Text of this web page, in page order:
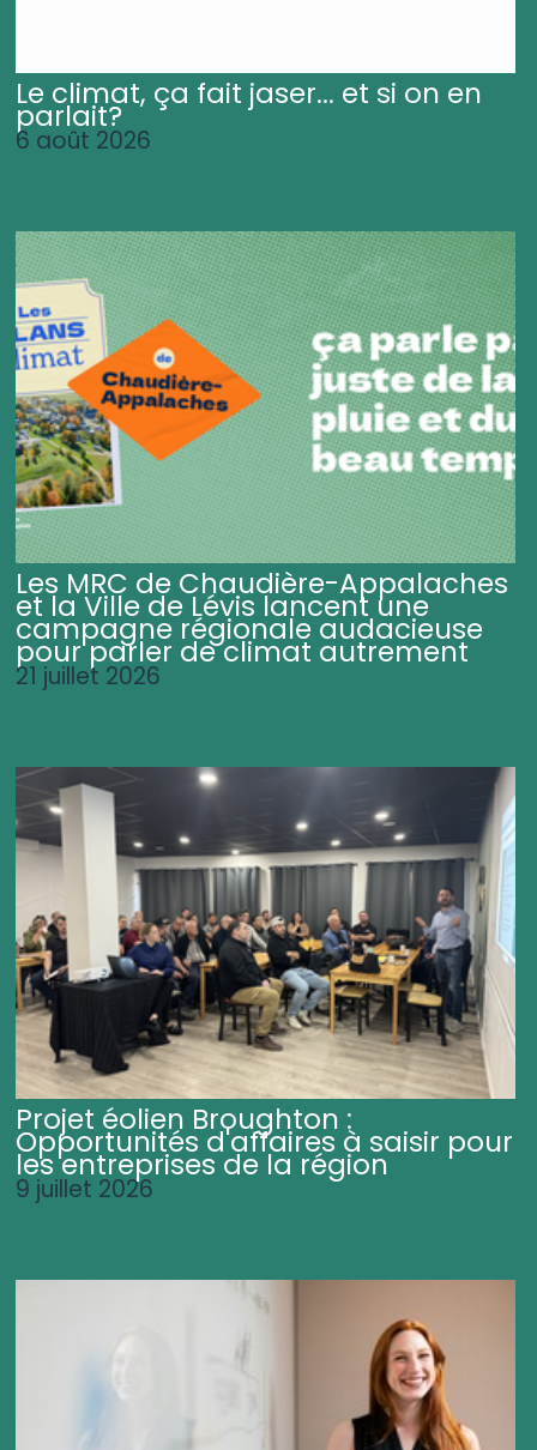
Le climat, ça fait jaser... et si on en
parlait?
6 août 2026
Les MRC de Chaudière-Appalaches
et la Ville de Lévis lancent une
campagne régionale audacieuse
pour parler de climat autrement
21 juillet 2026
Projet éolien Broughton :
Opportunités d'affaires à saisir pour
les entreprises de la région
9 juillet 2026